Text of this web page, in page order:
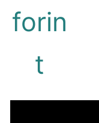
forin
t